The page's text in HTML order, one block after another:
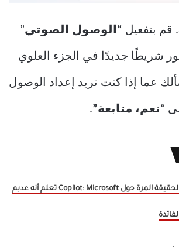
. قم بتفعيل “الوصول الصوتي”
شريطًا جديدًا في الجزء العلوي
عما إذا كنت تريد إعداد الوصول
“ نعم، متابعة”.
الحقيقة المرة حول Copilot: Microsoft تعلم أنه عديم